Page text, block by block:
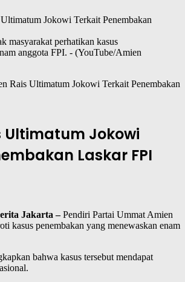
masyarakat perhatikan kasus
anggota FPI. - (YouTube/Amien
Rais Ultimatum Jokowi Terkait Penembakan
Ultimatum Jokowi
Laskar FPI
Jakarta –Pendiri Partai Ummat Amien
kasus penembakan yang menewaskan enam
bahwa kasus tersebut mendapat